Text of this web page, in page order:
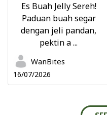
Es Buah Jelly Sereh!
Paduan buah segar
dengan jeli pandan,
pektin a ...
WanBites
16/07/2026